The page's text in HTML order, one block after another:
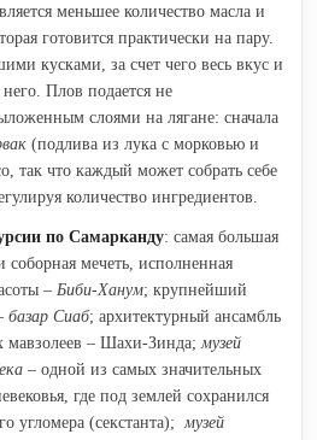
меньшее количество масла и
готовится практически на пару.
кусками, за счет чего весь вкус и
него. Плов подается не
слоями на лягане: сначала
(подлива из лука с морковью и
так что каждый может собрать себе
количество ингредиентов.
по Самарканду: самая большая
мечеть, исполненная
– Биби-Ханум; крупнейший
базар Сиаб; архитектурный ансамбль
мавзолеев – Шахи-Зинда; музей
– одной из самых значительных
где под землей сохранился
угломера (секстанта); музей